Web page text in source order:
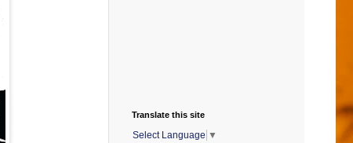
Translate this site
Select Language ▼